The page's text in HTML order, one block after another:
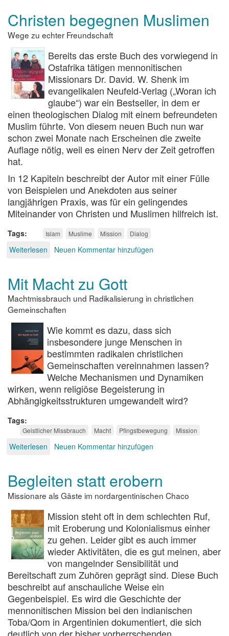
Shincheonji
Christen begegnen Muslimen
Wege zu echter Freundschaft
Bereits das erste Buch des vorwiegend in
Ostafrika tätigen mennonitischen
Missionars Dr. David. W. Shenk im
evangelikalen Neufeld-Verlag („Woran ich
glaube“) war ein Bestseller, in dem er
einen theologischen Dialog mit einem befreundeten
Muslim führte. Von diesem neuen Buch nun war
schon zwei Monate nach Erscheinen die zweite
Auflage nötig, weil es einen Nerv der Zeit getroffen
hat.
In 12 Kapiteln beschreibt der Autor mit einer Fülle
von Beispielen und Anekdoten aus seiner
langjährigen Praxis, was für ein gelingendes
Miteinander von Christen und Muslimen hilfreich ist.
Tags Islam Muslime Mission Dialog
Weiterlesen über
Muslimen
Neuen Kommentar hinzufügen
Mit Macht zu Gott
Machtmissbrauch und Radikalisierung in christlichen
Gemeinschaften
Wie kommt es dazu, dass sich
insbesondere junge Menschen in
bestimmten radikalen christlichen
Gemeinschaften vereinnahmen lassen?
Welche Mechanismen und Dynamiken
wirken, wenn religiöse Begeisterung in
Abhängigkeitsstrukturen umgewandelt wird?
Tags
Geistlicher Missbrauch Macht Pfingstbewegung Mission
Weiterlesen über
zu
Gott
Neuen Kommentar hinzufügen
Begleiten statt erobern
Missionare als Gäste im nordargentinischen Chaco
Mission steht oft in dem schlechten Ruf,
mit Eroberung und Kolonialismus einher
zu gehen. Leider gibt es auch immer
wieder Aktivitäten, die es gut meinen, aber
von mangelnder Sensibilität und
Bereitschaft zum Zuhören geprägt sind. Diese Buch
beschreibt auf anschauliche Weise ein
Gegenbeispiel. Es wird die Geschichte der
mennonitischen Mission bei den indianischen
Toba/Qom in Argentinien dokumentiert, die sich
deutlich von der bisher vorherrschenden